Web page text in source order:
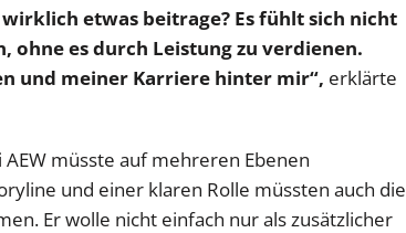
etwas beitrage? Es fühlt sich nicht
ohne es durch Leistung zu verdienen.
und meiner Karriere hinter mir“, erklärte
müsste auf mehreren Ebenen
und einer klaren Rolle müssten auch die
Er wolle nicht einfach nur als zusätzlicher